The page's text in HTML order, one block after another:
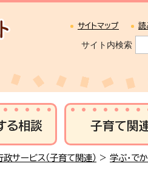
サイトマップ
読
サイト内検索
る相談 子育て関
政サービス（子育て関連） > 学ぶ・で